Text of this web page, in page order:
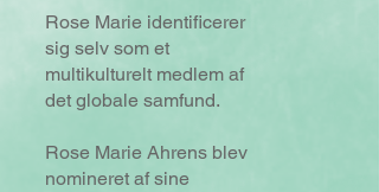
Rose Marie identificerer
sig selv som et
multikulturelt medlem af
det globale samfund.
Rose Marie Ahrens blev
nomineret af sine